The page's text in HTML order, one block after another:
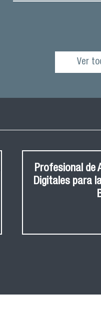
Ver
Profesional de
Digitales para